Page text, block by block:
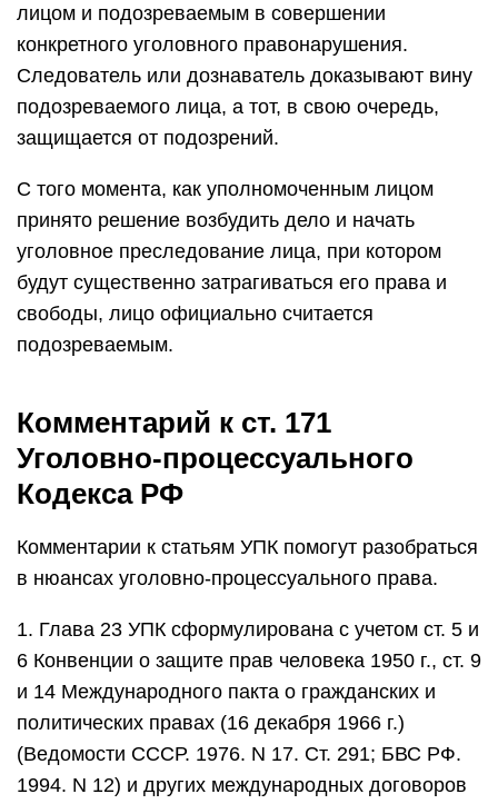
лицом и подозреваемым в совершении
конкретного уголовного правонарушения.
Следователь или дознаватель доказывают вину
подозреваемого лица, а тот, в свою очередь,
защищается от подозрений.
С того момента, как уполномоченным лицом
принято решение возбудить дело и начать
уголовное преследование лица, при котором
будут существенно затрагиваться его права и
свободы, лицо официально считается
подозреваемым.
Комментарий к ст. 171
Уголовно-процессуального
Кодекса РФ
Комментарии к статьям УПК помогут разобраться
в нюансах уголовно-процессуального права.
1. Глава 23 УПК сформулирована с учетом ст. 5 и
6 Конвенции о защите прав человека 1950 г., ст. 9
и 14 Международного пакта о гражданских и
политических правах (16 декабря 1966 г.)
(Ведомости СССР. 1976. N 17. Ст. 291; БВС РФ.
1994. N 12) и других международных договоров